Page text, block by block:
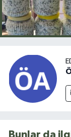
Bunlar da